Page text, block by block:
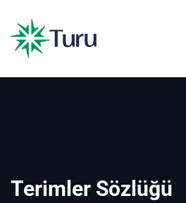
content
Terimler Sözlüğü